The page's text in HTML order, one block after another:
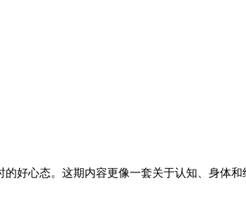
好心态。这期内容更像一套关于认知、身体和